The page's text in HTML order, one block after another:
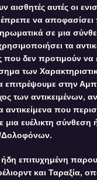
αισθητές αυτές οι
να αποφασίσει
σε μια
τα
που δεν προτιμούν
των
επιτρέψουμε στην
των αντικειμένων,
αντικείμενα που
ευέλικτη σύνθεση
Δολοφόνων.
ήδη επιτυχημένη
και Ταραξία,